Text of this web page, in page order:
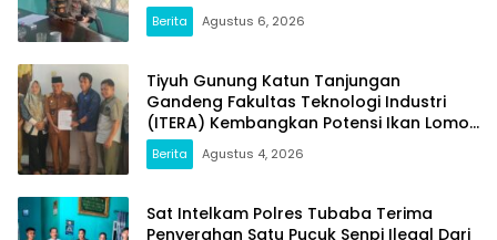
Berita Agustus 6, 2026
Tiyuh Gunung Katun Tanjungan
Gandeng Fakultas Teknologi Industri
(ITERA) Kembangkan Potensi Ikan Lomou
Menjadi Prodak Unggulan
Berita Agustus 4, 2026
Sat Intelkam Polres Tubaba Terima
Penyerahan Satu Pucuk Senpi Ilegal Dari